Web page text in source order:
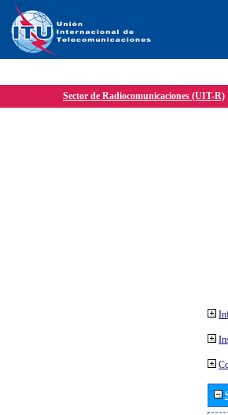
Sector de Radiocomunicaciones (UIT-R)